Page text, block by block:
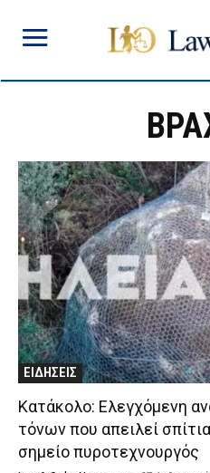
ΕΙΔΗΣΕΙΣ
Κατάκολο: Ελεγχόμενη
τόνων που απειλεί
σημείο πυροτεχνουργός